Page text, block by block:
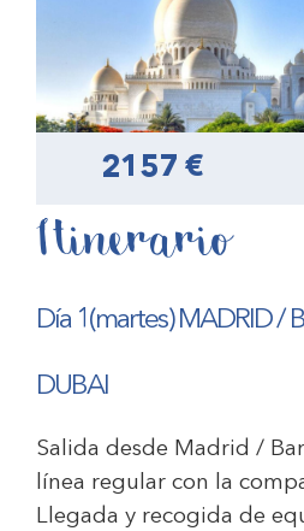
2157 €
Itinerario
Día 1(martes) MADRID /
DUBAI
Salida desde Madrid /
línea regular con la
Llegada y recogida de